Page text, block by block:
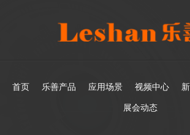
首页 乐善产品 应用场景 视频中心
展会动态